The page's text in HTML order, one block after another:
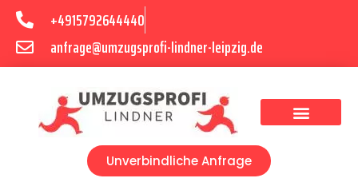
+4915792644440
anfrage@umzugsprofi-lindner-leipzig.de
Unverbindliche Anfrage